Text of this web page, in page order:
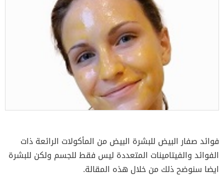
فوائد صفار البيض للبشرة البيض من المأكولات الرائعة ذات
الفوائد والفيتامينات المتعددة ليس فقط للجسم ولكن للبشرة
ايضا سنوضح ذلك من خلال هذه المقالة.